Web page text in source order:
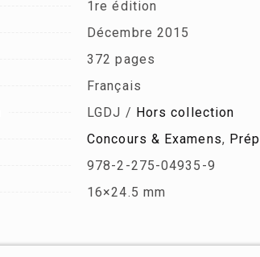
1re édition
Décembre 2015
372 pages
Français
LGDJ / Hors collection
Concours & Examens,
978-2-275-04935-9
16×24.5 mm